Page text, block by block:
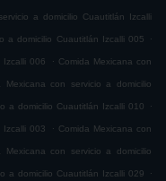
a domicilio Cuautitlán Izcalli
a domicilio Cuautitlán Izcalli 005 .
Izcalli 006 . Comida Mexicana con
Mexicana con servicio a domicilio
a domicilio Cuautitlán Izcalli 010 .
Izcalli 003 . Comida Mexicana con
Mexicana con servicio a domicilio
a domicilio Cuautitlán Izcalli 029 .